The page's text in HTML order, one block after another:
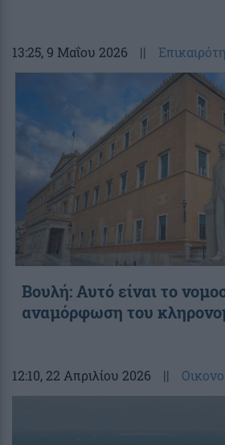
13:25, 9 Μαΐου 2026 ||
Βουλή: Αυτό είναι το
αναμόρφωση του
12:10, 22 Απριλίου 2026 ||